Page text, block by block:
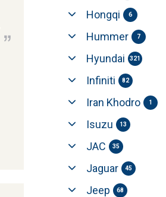
Hongqi 6
Hummer 7
Hyundai 321
Infiniti 82
Iran Khodro 1
Isuzu 13
JAC 35
Jaguar 45
Jeep 68